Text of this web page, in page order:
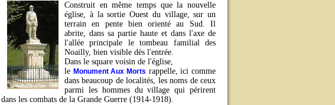
Construit en même temps que la nouvelle
église, à la sortie Ouest du village, sur un
terrain en pente bien orienté au Sud. Il
abrite, dans sa partie haute et dans l'axe de
l'allée principale le tombeau familial des
Noailly, bien visible dès l'entrée.
Dans le square voisin de l'église,
le Monument Aux Morts rappelle, ici comme
dans beaucoup de localités, les noms de ceux
parmi les hommes du village qui périrent
dans les combats de la Grande Guerre (1914-1918).